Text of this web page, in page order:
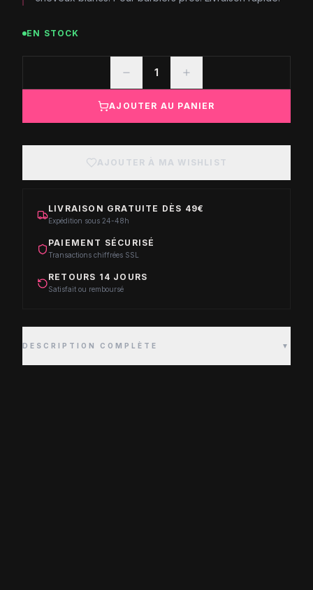
EN STOCK
1
AJOUTER AU PANIER
AJOUTER À MA WISHLIST
LIVRAISON GRATUITE DÈS 49€
Expédition sous 24-48h
PAIEMENT SÉCURISÉ
Transactions chiffrées SSL
RETOURS 14 JOURS
Satisfait ou remboursé
DESCRIPTION COMPLÈTE ▼